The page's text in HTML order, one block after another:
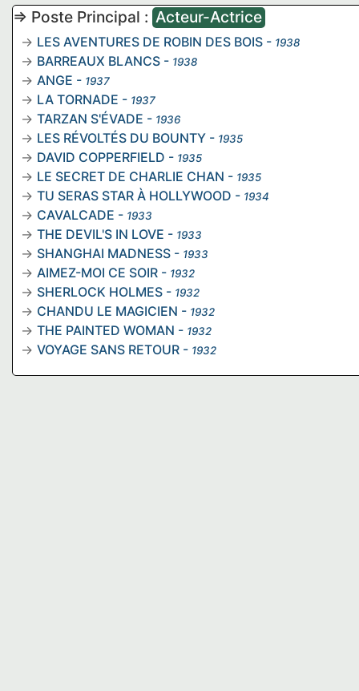
=> Poste Principal : Acteur-Actrice
LES AVENTURES DE ROBIN DES BOIS - 1938
BARREAUX BLANCS - 1938
ANGE - 1937
LA TORNADE - 1937
TARZAN S'ÉVADE - 1936
LES RÉVOLTÉS DU BOUNTY - 1935
DAVID COPPERFIELD - 1935
LE SECRET DE CHARLIE CHAN - 1935
TU SERAS STAR À HOLLYWOOD - 1934
CAVALCADE - 1933
THE DEVIL'S IN LOVE - 1933
SHANGHAI MADNESS - 1933
AIMEZ-MOI CE SOIR - 1932
SHERLOCK HOLMES - 1932
CHANDU LE MAGICIEN - 1932
THE PAINTED WOMAN - 1932
VOYAGE SANS RETOUR - 1932